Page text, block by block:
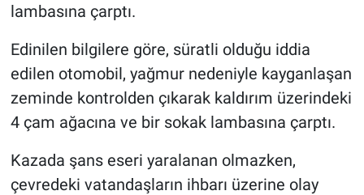
lambasına çarptı.
Edinilen bilgilere göre, süratli olduğu iddia
edilen otomobil, yağmur nedeniyle kayganlaşan
zeminde kontrolden çıkarak kaldırım üzerindeki
4 çam ağacına ve bir sokak lambasına çarptı.
Kazada şans eseri yaralanan olmazken,
çevredeki vatandaşların ihbarı üzerine olay